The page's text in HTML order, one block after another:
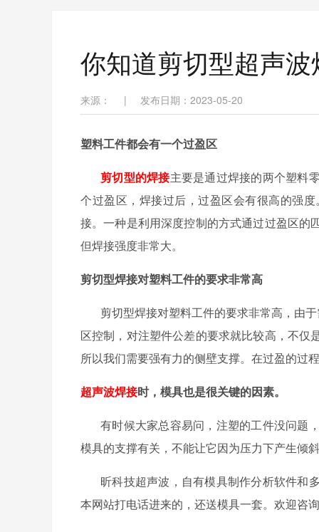
你知道剪切型超声
来源： | 发布日期：2023-05-20
塑料工件都会有一个过盈区
剪切型的焊接主要是通过焊接的两个塑料
个过盈区，焊接过后，过盈区会有很高的强
接。一种是利用深度控制的方式通过过盈区的
但焊接强度非常大。
剪切型焊接对塑料工件的要求非常高
剪切型焊接对塑料工件的要求非常高，由
区控制，对注塑件公差的要求就比较高，不
所以我们需要强有力的侧壁支撑。在过盈的过
超声波焊接时，模具也是很关键的因素。
有时候大家总容易问，注塑的工件没问题
模具的支撑有关，不能让它因为压力下产生倾
昕科技超声波，自有模具制作分析软件和
本网站打电话进来的，还送模具一套。欢迎咨